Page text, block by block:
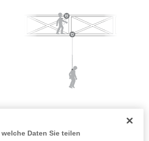
Daten Sie teilen